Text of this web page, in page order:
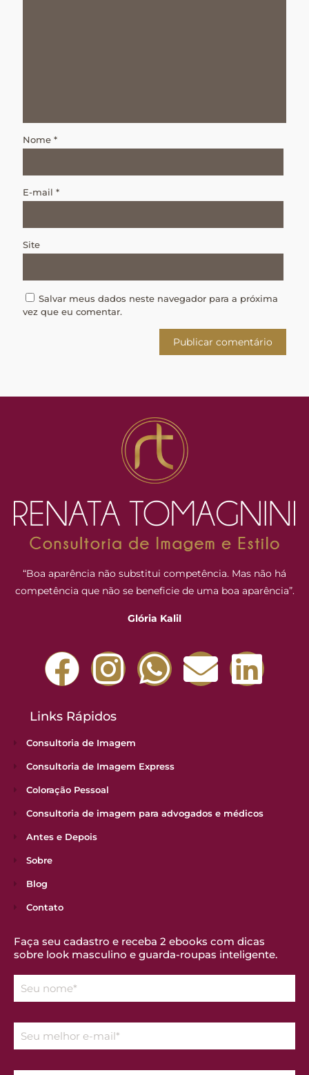
Nome *
E-mail *
Site
Salvar meus dados neste navegador para a próxima
vez que eu comentar.
“Boa aparência não substitui competência. Mas não há
competência que não se beneficie de uma boa aparência”.
Glória Kalil
Links Rápidos
Consultoria de Imagem
Consultoria de Imagem Express
Coloração Pessoal
Consultoria de imagem para advogados e médicos
Antes e Depois
Sobre
Blog
Contato
Faça seu cadastro e receba 2 ebooks com dicas
sobre look masculino e guarda-roupas inteligente.